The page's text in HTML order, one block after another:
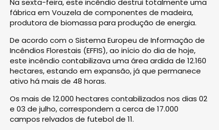
fábrica em Vouzela de componentes de madeira,
produtora de biomassa para produção de energia.
De acordo com o Sistema Europeu de Informação de
Incêndios Florestais (EFFIS), ao início do dia de hoje,
este incêndio contabilizava uma área ardida de 12.160
hectares, estando em expansão, já que permanece
ativo há mais de 48 horas.
Os mais de 12.000 hectares contabilizados nos dias 02
e 03 de julho, correspondem a cerca de 17.000
campos relvados de futebol de 11.